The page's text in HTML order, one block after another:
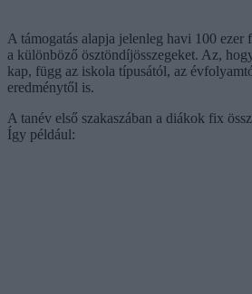
A támogatás alapja jelenleg havi 100
a különböző ösztöndíjösszegeket. Az,
kap, függ az iskola típusától, az
eredménytől is.
A tanév első szakaszában a diákok fix
Így például: